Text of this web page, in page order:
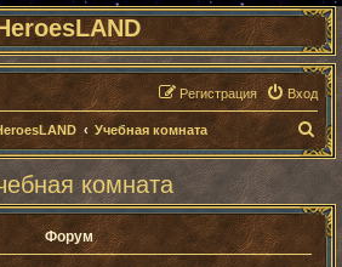
Вход
Регистрация
Учебная комната
П
о
с
комната
Форум